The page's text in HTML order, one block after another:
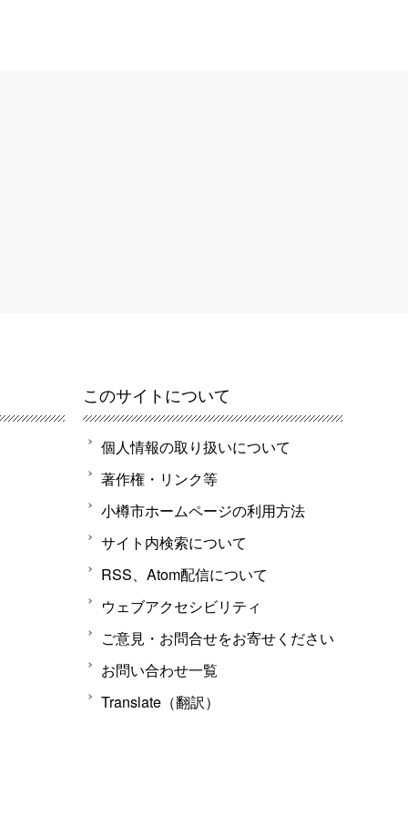
このサイトについて
個人情報の取り扱いについて
著作権・リンク等
小樽市ホームページの利用方法
サイト内検索について
RSS、Atom配信について
ウェブアクセシビリティ
ご意見・お問合せをお寄せください
お問い合わせ一覧
Translate（翻訳）